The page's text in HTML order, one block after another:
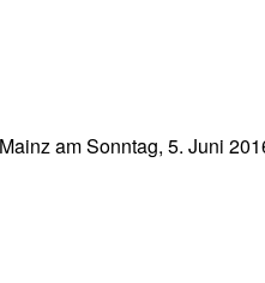
am Sonntag, 5. Juni